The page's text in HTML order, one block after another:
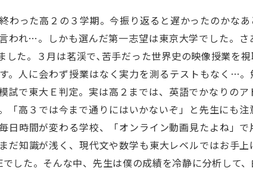
わった高２の３学期。今振り返ると遅かったのかな
われ…。しかも選んだ第一志望は東京大学でした。
た。３月は茗渓で､苦手だった世界史の映像授業を
。人に会わず授業はなく実力を測るテストもなく…。
試で東大Ｅ判定。実は高２までは、英語でかなりの
「高３では今まで通りにはいかないぞ」と先生にも
日時間が変わる学校、「オンライン動画見たよね」
知識が浅く、現代文や数学も東大レベルではお手
した。そんな中、先生は僕の成績を冷静に分析して